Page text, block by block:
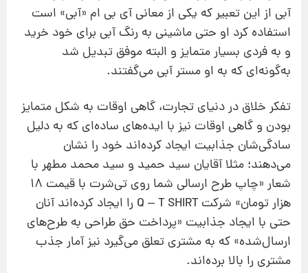
آبی از این تعبیر كه یكی از معانی آی بی ام «آبی» است
استفاده كرد او حتی ماشینی به رنگ آبی برای خود خرید
و به فردی بسیار متمایز و البته موفق تبدیل شد
به‌گونه‌ای كه به او مستر آبی می‌گفتند.
تفكر خلاق در دنیای تجارت، گاهی اوقات به شكل متمایز
بودن و گاهی اوقات نیز با ایده‌های ساده‌ای كه به دلیل
سادگی‌شان جذابیت ایجاد كرده‌اند خود را نشان
می‌دهند؛ مثلا آقایان سید حمید و سید محمد مطهر با
شعار «چاپ طرح ارسالی شما روی تی‌شرت با قیمت 18
هزار تومان» شركت Q – T SHIRT را ایجاد كرده‌اند آنان
حتی با ایجاد جذابیت «پرداخت حق طراحی به طرح‌های
ارسال‌شده» كه به مشتری تعلق می‌گیرد نیز آمار جذب
مشتری را بالا برده‌اند.